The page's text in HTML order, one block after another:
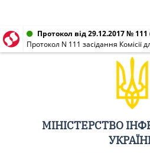
Протокол від 29.12.2017 № 111
МІНІСТЕРСТВО